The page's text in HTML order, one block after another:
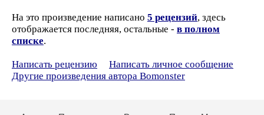
На это произведение написано 5 рецензий, здесь
отображается последняя, остальные - в полном
списке.
Написать рецензию
Написать личное сообщение
Другие произведения автора Bomonster